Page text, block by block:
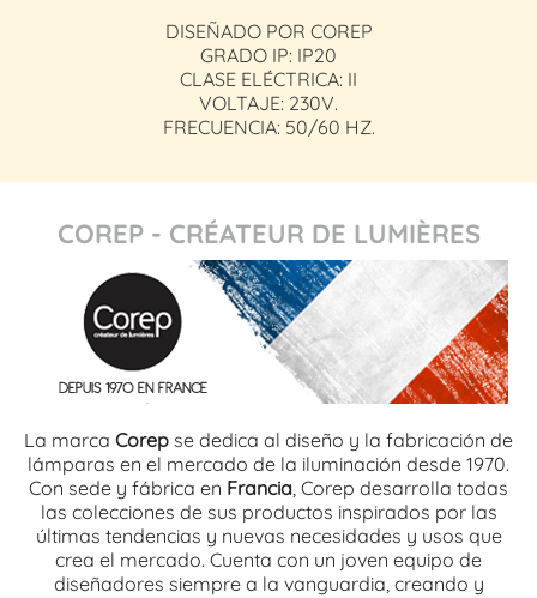
DISEÑADO POR COREP
GRADO IP: IP20
CLASE ELÉCTRICA: II
VOLTAJE: 230V.
FRECUENCIA: 50/60 HZ.
COREP - CRÉATEUR DE LUMIÈRES
La marca Corep se dedica al diseño y la fabricación de
lámparas en el mercado de la iluminación desde 1970.
Con sede y fábrica en Francia , Corep desarrolla todas
las colecciones de sus productos inspirados por las
últimas tendencias y nuevas necesidades y usos que
crea el mercado. Cuenta con un joven equipo de
diseñadores siempre a la vanguardia, creando y